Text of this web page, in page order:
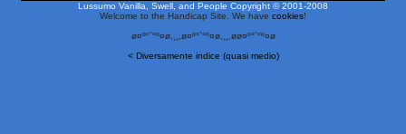
Lussumo Vanilla, Swell, and People Copyright © 2001-2008
Welcome to the Handicap Site. We have cookies!
ø¤º°`°º¤ø,¸¸,ø¤º°`°º¤ø,¸¸,øø¤º°`°º¤ø
< Diversamente indice (quasi medio)